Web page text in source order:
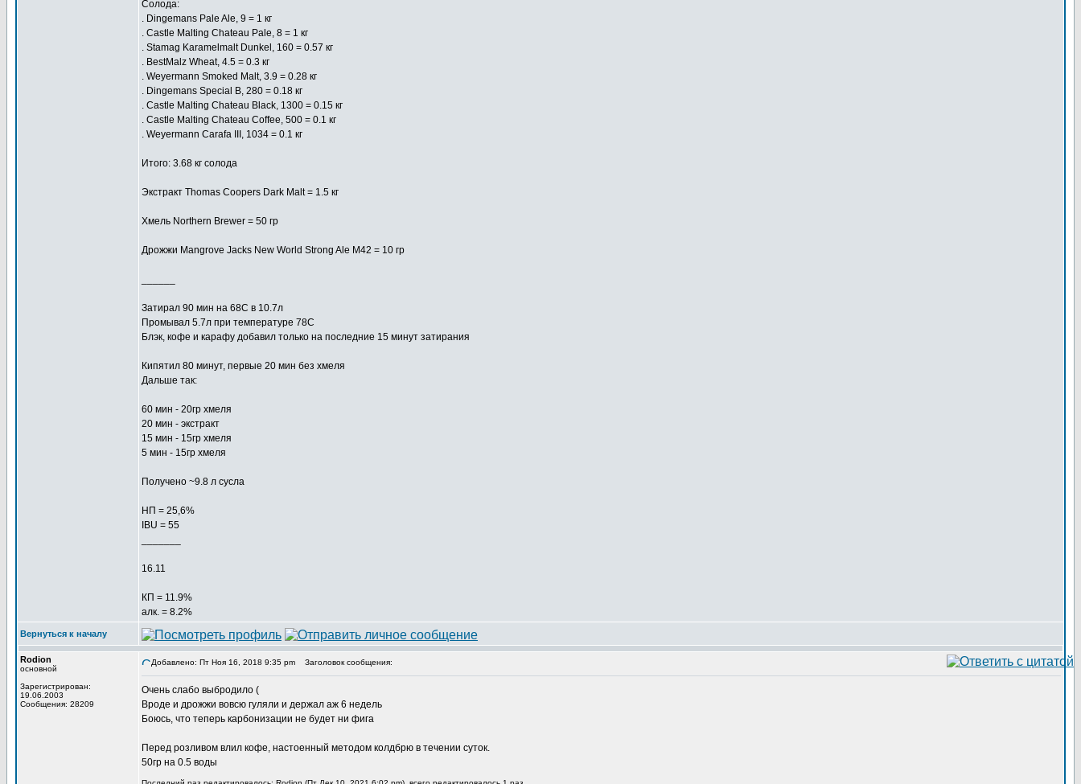
Солода:
. Dingemans Pale Ale, 9 = 1 кг
. Сastle Malting Chateau Pale, 8 = 1 кг
. Stamag Karamelmalt Dunkel, 160 = 0.57 кг
. BestMalz Wheat, 4.5 = 0.3 кг
. Weyermann Smoked Malt, 3.9 = 0.28 кг
. Dingemans Special B, 280 = 0.18 кг
. Сastle Malting Chateau Black, 1300 = 0.15 кг
. Сastle Malting Chateau Coffee, 500 = 0.1 кг
. Weyermann Carafa III, 1034 = 0.1 кг
Итого: 3.68 кг солода
Экстракт Thomas Coopers Dark Malt = 1.5 кг
Хмель Northern Brewer = 50 гр
Дрожжи Mangrove Jacks New World Strong Ale M42 = 10 гр
Затирал 90 мин на 68С в 10.7л
Промывал 5.7л при температуре 78C
Блэк, кофе и карафу добавил только на последние 15 минут затирания
Кипятил 80 минут, первые 20 мин без хмеля
Дальше так:
60 мин - 20гр хмеля
20 мин - экстракт
15 мин - 15гр хмеля
5 мин - 15гр хмеля
Получено ~9.8 л сусла
НП = 25,6%
IBU = 55
16.11
КП = 11.9%
алк. = 8.2%
Вернуться к началу
Rodion
основной
Зарегистрирован:
19.06.2003
Сообщения: 28209
Добавлено: Пт Ноя 16, 2018 9:35 pm Заголовок сообщения:
Очень слабо выбродило (
Вроде и дрожжи вовсю гуляли и держал аж 6 недель
Боюсь, что теперь карбонизации не будет ни фига
Перед розливом влил кофе, настоенный методом колдбрю в течении суток.
50гр на 0.5 воды